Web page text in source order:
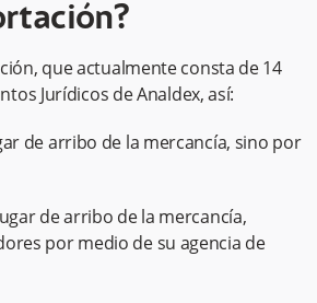
que actualmente consta de 14
Jurídicos de Analdex, así:
de arribo de la mercancía, sino por
de arribo de la mercancía,
por medio de su agencia de